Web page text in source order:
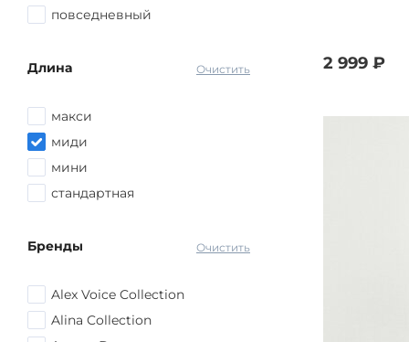
повседневный
Очистить
Длина
макси
миди
мини
стандартная
Очистить
Бренды
Alex Voice Collection
Alina Collection
2 999 ₽